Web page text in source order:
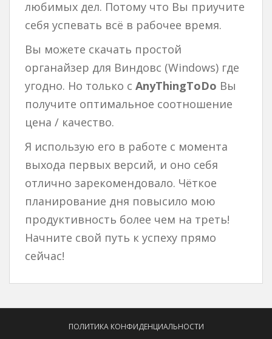
любимых дел. Потому что Вы приучите
себя успевать всё в рабочее время.
Вы можете скачать простой
органайзер для Виндовс (Windows) где
угодно. Но только с AnyThingToDo Вы
получите оптимальное соотношение
цена / качество.
Я использую его в работе с момента
выхода первых версий, и оно себя
отлично зарекомендовало. Чёткое
планирование дня повысило мою
продуктивность более чем на треть!
Начните свой путь к успеху прямо
сейчас!
ПОЛИТИКА КОНФИДЕНЦИАЛЬНОСТИ